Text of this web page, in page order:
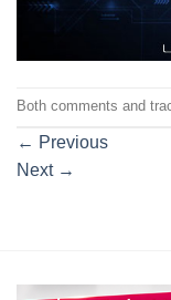
Both comments and
← Previous
Next →